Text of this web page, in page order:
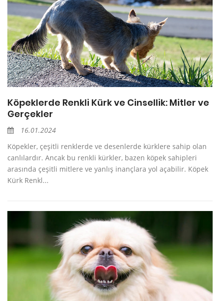
Köpeklerde Renkli Kürk ve Cinsellik: Mitler ve
Gerçekler
16.01.2024
Köpekler, çeşitli renklerde ve desenlerde kürklere sahip olan
canlılardır. Ancak bu renkli kürkler, bazen köpek sahipleri
arasında çeşitli mitlere ve yanlış inançlara yol açabilir. Köpek
Kürk Renkl...